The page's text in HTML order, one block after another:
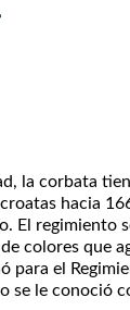
la corbata
hacia
El regimiento
colores que
para el
se le conoció